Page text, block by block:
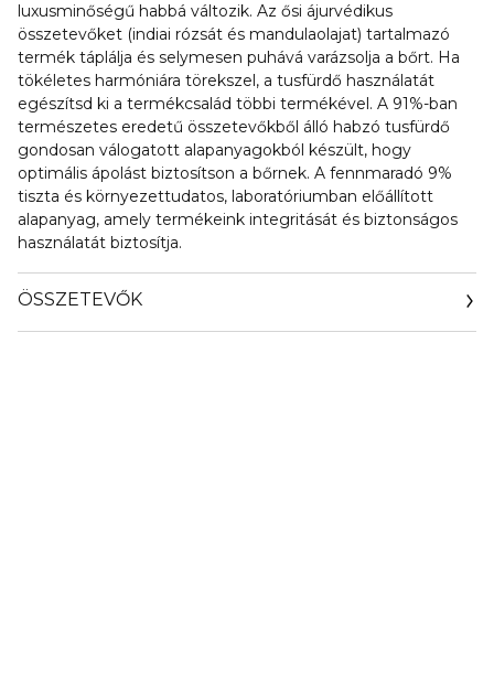
luxusminőségű habbá változik. Az ősi ájurvédikus
összetevőket (indiai rózsát és mandulaolajat) tartalmazó
termék táplálja és selymesen puhává varázsolja a bőrt. Ha
tökéletes harmóniára törekszel, a tusfürdő használatát
egészítsd ki a termékcsalád többi termékével. A 91%-ban
természetes eredetű összetevőkből álló habzó tusfürdő
gondosan válogatott alapanyagokból készült, hogy
optimális ápolást biztosítson a bőrnek. A fennmaradó 9%
tiszta és környezettudatos, laboratóriumban előállított
alapanyag, amely termékeink integritását és biztonságos
használatát biztosítja.
ÖSSZETEVŐK